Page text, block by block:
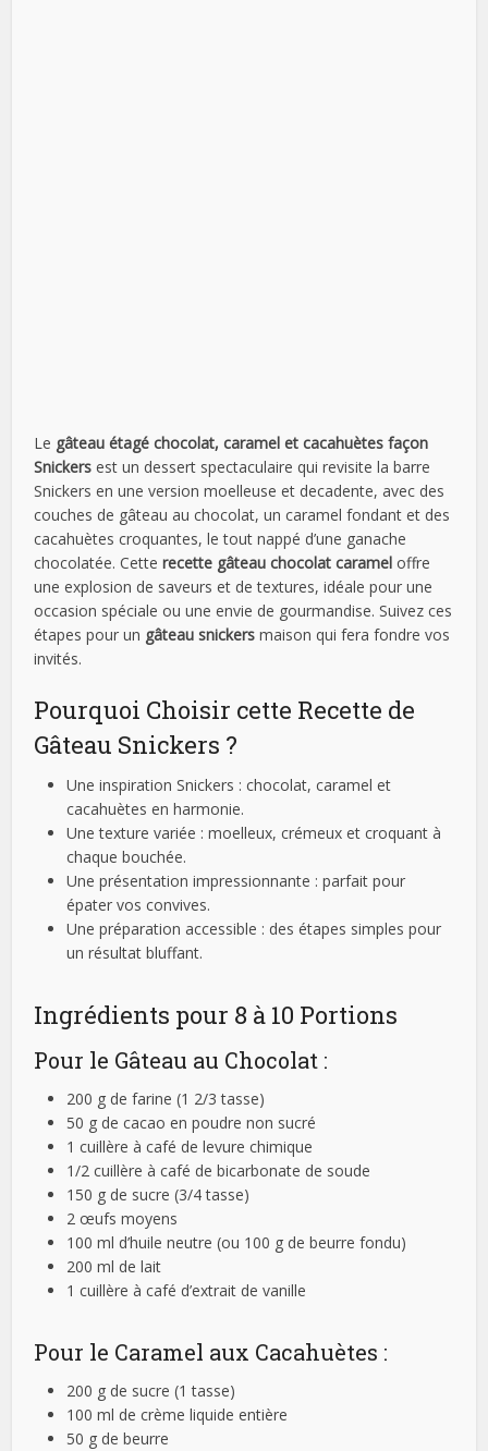
Le gâteau étagé chocolat, caramel et cacahuètes façon
Snickers est un dessert spectaculaire qui revisite la barre
Snickers en une version moelleuse et decadente, avec des
couches de gâteau au chocolat, un caramel fondant et des
cacahuètes croquantes, le tout nappé d’une ganache
chocolatée. Cetterecette gâteau chocolat caramel offre
une explosion de saveurs et de textures, idéale pour une
occasion spéciale ou une envie de gourmandise. Suivez ces
étapes pour un gâteau snickers maison qui fera fondre vos
invités.
Pourquoi Choisir cette Recette de
Gâteau Snickers ?
Une inspiration Snickers : chocolat, caramel et
cacahuètes en harmonie.
Une texture variée : moelleux, crémeux et croquant à
chaque bouchée.
Une présentation impressionnante : parfait pour
épater vos convives.
Une préparation accessible : des étapes simples pour
un résultat bluffant.
Ingrédients pour 8 à 10 Portions
Pour le Gâteau au Chocolat :
200 g de farine (1 2/3 tasse)
50 g de cacao en poudre non sucré
1 cuillère à café de levure chimique
1/2 cuillère à café de bicarbonate de soude
150 g de sucre (3/4 tasse)
2 œufs moyens
100 ml d’huile neutre (ou 100 g de beurre fondu)
200 ml de lait
1 cuillère à café d’extrait de vanille
Pour le Caramel aux Cacahuètes :
200 g de sucre (1 tasse)
100 ml de crème liquide entière
50 g de beurre